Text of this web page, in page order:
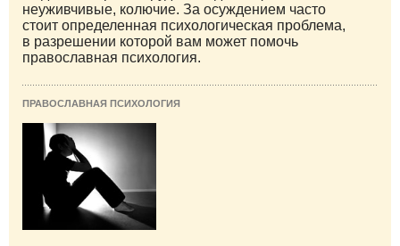
неуживчивые, колючие. За осуждением часто
стоит определенная психологическая проблема,
в разрешении которой вам может помочь
православная психология.
ПРАВОСЛАВНАЯ ПСИХОЛОГИЯ